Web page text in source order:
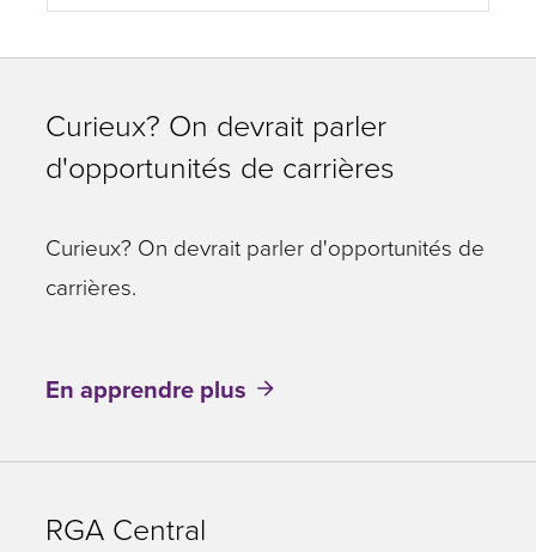
Curieux? On devrait parler
d'opportunités de carrières
Curieux? On devrait parler d'opportunités de
carrières.
En apprendre plus
RGA Central